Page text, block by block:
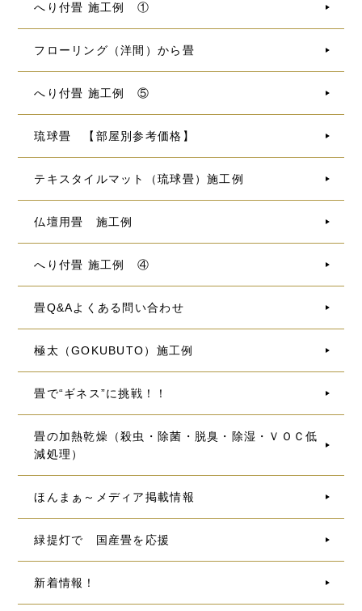
へり付畳 施工例 ①
フローリング（洋間）から畳
へり付畳 施工例 ⑤
琉球畳 【部屋別参考価格】
テキスタイルマット（琉球畳）施工例
仏壇用畳 施工例
へり付畳 施工例 ④
畳Q&Aよくある問い合わせ
極太（GOKUBUTO）施工例
畳で“ギネス”に挑戦！！
畳の加熱乾燥（殺虫・除菌・脱臭・除湿・ＶＯＣ低
減処理）
ほんまぁ～メディア掲載情報
緑提灯で 国産畳を応援
新着情報！